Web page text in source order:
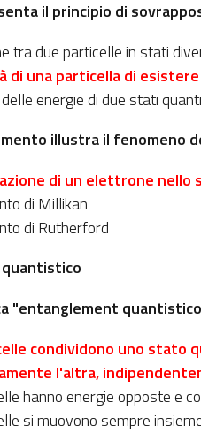
il principio di
tra due particelle in stati
di una particella di
energie di due stati
illustra il fenomeno
di un elettrone nello
di Millikan
di Rutherford
"entanglement
condividono uno stato
l'altra,
hanno energie opposte e
si muovono sempre